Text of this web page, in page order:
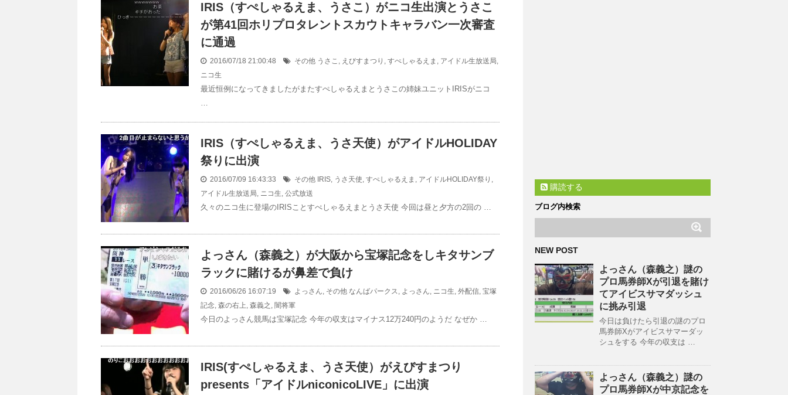
IRIS（すぺしゃるえま、うさこ）がニコ生出演とうさこ
が第41回ホリプロタレントスカウトキャラバン一次審査
に通過
2016/07/18 21:00:48 その他 うさこ , えびすまつり , すぺしゃるえま , アイドル生放送局,
ニコ生
最近恒例になってきましたがまたすぺしゃるえまとうさこの姉妹ユニットIRISがニコ
…
IRIS（すぺしゃるえま、うさ天使）がアイドルHOLIDAY
祭りに出演
2016/07/09 16:43:33 その他 IRIS, うさ天使, すぺしゃるえま , アイドルHOLIDAY祭り ,
アイドル生放送局, ニコ生, 公式放送
久々のニコ生に登場のIRISことすぺしゃるえまとうさ天使 今回は昼と夕方の2回の …
よっさん（森義之）が大阪から宝塚記念をしキタサンブ
ラックに賭けるが鼻差で負け
2016/06/26 16:07:19 よっさん, その他 なんばパークス, よっさん, ニコ生, 外配信, 宝塚
記念, 森の右上, 森義之 , 闇将軍
今日のよっさん競馬は宝塚記念 今年の収支はマイナス12万240円のようだ なぜか …
IRIS(すぺしゃるえま、うさ天使）がえびすまつり
presents「アイドルniconicoLIVE」に出演
購読する
ブログ内検索
NEW POST
よっさん（森義之）謎の
プロ馬券師Xが引退を賭け
てアイビスサマダッシュ
に挑み引退
今日は負けたら引退の謎のプロ
馬券師Xがアイビスサマーダッ
シュをする 今年の収支は …
よっさん（森義之）謎の
プロ馬券師Xが中京記念を